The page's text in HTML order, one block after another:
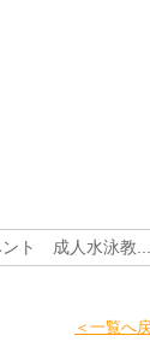
ント 成人水泳教...
＜一覧へ